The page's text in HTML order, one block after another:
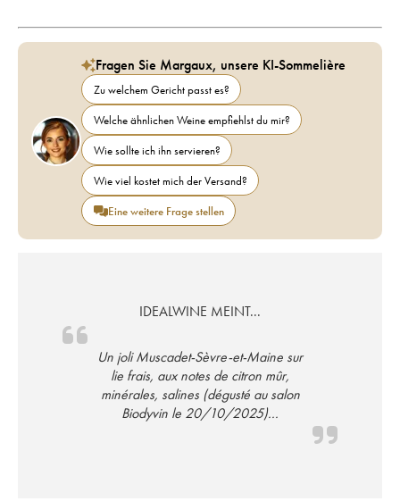
Fragen Sie Margaux, unsere KI-Sommelière
Zu welchem Gericht passt es?
Welche ähnlichen Weine empfiehlst du mir?
Wie sollte ich ihn servieren?
Wie viel kostet mich der Versand?
Eine weitere Frage stellen
IDEALWINE MEINT...
Un joli Muscadet-Sèvre-et-Maine sur
lie frais, aux notes de citron mûr,
minérales, salines (dégusté au salon
Biodyvin le 20/10/2025)...